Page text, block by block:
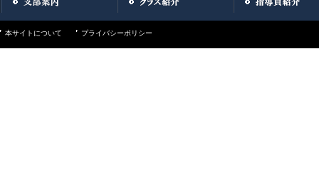
本サイトについて プライバシーポリシー